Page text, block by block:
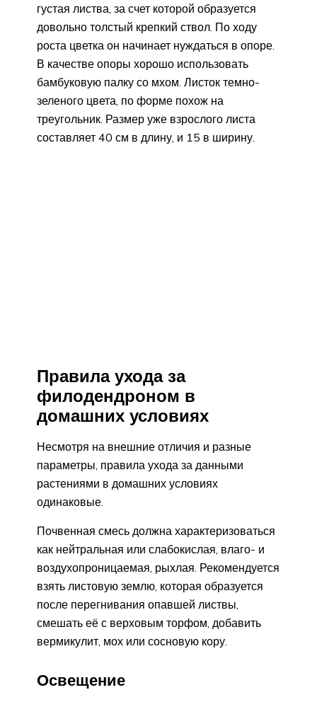
густая листва, за счет которой образуется
довольно толстый крепкий ствол. По ходу
роста цветка он начинает нуждаться в опоре.
В качестве опоры хорошо использовать
бамбуковую палку со мхом. Листок темно-
зеленого цвета, по форме похож на
треугольник. Размер уже взрослого листа
составляет 40 см в длину, и 15 в ширину.
Правила ухода за
филодендроном в
домашних условиях
Несмотря на внешние отличия и разные
параметры, правила ухода за данными
растениями в домашних условиях
одинаковые.
Почвенная смесь должна характеризоваться
как нейтральная или слабокислая, влаго- и
воздухопроницаемая, рыхлая. Рекомендуется
взять листовую землю, которая образуется
после перегнивания опавшей листвы,
смешать её с верховым торфом, добавить
вермикулит, мох или сосновую кору.
Освещение